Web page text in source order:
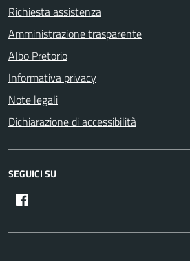
Richiesta assistenza
Amministrazione trasparente
Albo Pretorio
Informativa privacy
Note legali
Dichiarazione di accessibilità
SEGUICI SU